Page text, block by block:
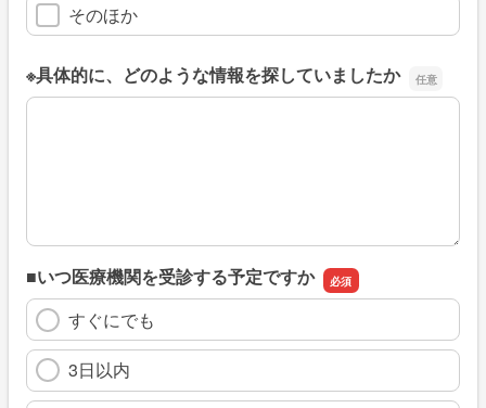
そのほか
※具体的に、どのような情報を探していましたか
※具体的に、どのような情報を探していましたか
■いつ医療機関を受診する予定ですか
すぐにでも
3日以内